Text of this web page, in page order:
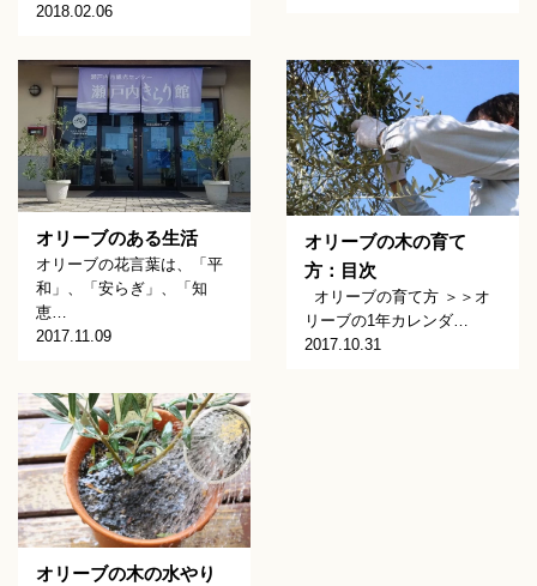
2018.02.06
オリーブのある生活
オリーブの花言葉は、「平
和」、「安らぎ」、「知
恵…
2017.11.09
オリーブの木の育て
方：目次
オリーブの育て方 ＞＞オ
リーブの1年カレンダ…
2017.10.31
オリーブの木の水やり